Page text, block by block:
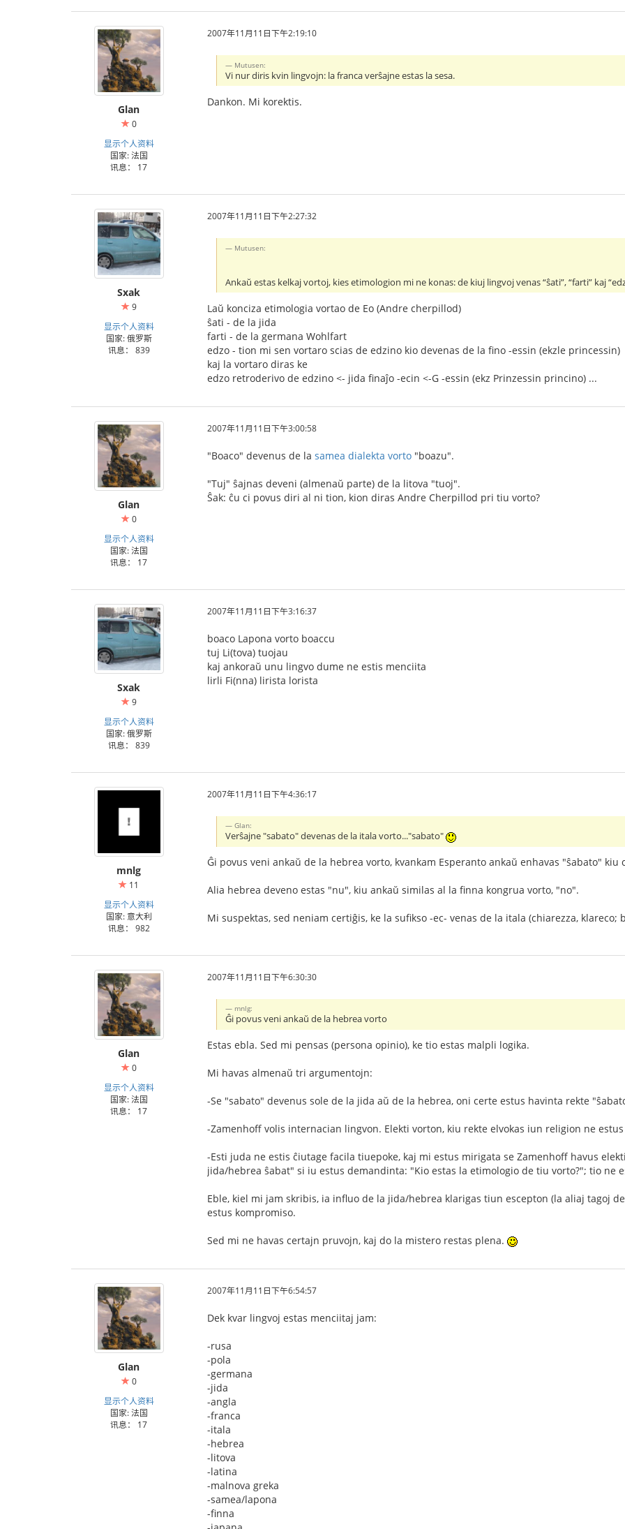
Glan
0
显示个人资料
国家: 法国
讯息： 17
2007年11月11日下午2:19:10
Mutusen:
Vi nur diris kvin lingvojn: la franca verŝajne estas la sesa.
Dankon. Mi korektis.
Sxak
9
显示个人资料
国家: 俄罗斯
讯息： 839
2007年11月11日下午2:27:32
Mutusen:
Ankaŭ estas kelkaj vortoj, kies etimologion mi ne konas: de kiuj lingvoj venas “ŝati”, “farti” kaj
Laŭ konciza etimologia vortao de Eo (Andre cherpillod)
ŝati - de la jida
farti - de la germana Wohlfart
edzo - tion mi sen vortaro scias de edzino kio devenas de la fino -essin (ekzle princessin)
kaj la vortaro diras ke
edzo retroderivo de edzino <- jida finaĵo -ecin <-G -essin (ekz Prinzessin princino) ...
Glan
0
显示个人资料
国家: 法国
讯息： 17
2007年11月11日下午3:00:58
"Boaco" devenus de la samea dialekta vorto "boazu".
"Tuj" ŝajnas deveni (almenaŭ parte) de la litova "tuoj".
Ŝak: ĉu ci povus diri al ni tion, kion diras Andre Cherpillod pri tiu vorto?
Sxak
9
显示个人资料
国家: 俄罗斯
讯息： 839
2007年11月11日下午3:16:37
boaco Lapona vorto boaccu
tuj Li(tova) tuojau
kaj ankoraŭ unu lingvo dume ne estis menciita
lirli Fi(nna) lirista lorista
mnlg
11
显示个人资料
国家: 意大利
讯息： 982
2007年11月11日下午4:36:17
Glan:
Verŝajne "sabato" devenas de la itala vorto..."sabato"
Ĝi povus veni ankaŭ de la hebrea vorto, kvankam Esperanto ankaŭ enhavas "ŝabato" kiu
Alia hebrea deveno estas "nu", kiu ankaŭ similas al la finna kongrua vorto, "no".
Mi suspektas, sed neniam certiĝis, ke la sufikso -ec- venas de la itala (chiarezza, klareco;
Glan
0
显示个人资料
国家: 法国
讯息： 17
2007年11月11日下午6:30:30
mnlg:
Ĝi povus veni ankaŭ de la hebrea vorto
Estas ebla. Sed mi pensas (persona opinio), ke tio estas malpli logika.
Mi havas almenaŭ tri argumentojn:
-Se "sabato" devenus sole de la jida aŭ de la hebrea, oni certe estus havinta rekte
-Zamenhoff volis internacian lingvon. Elekti vorton, kiu rekte elvokas iun religion ne
-Esti juda ne estis ĉiutage facila tiuepoke, kaj mi estus mirigata se Zamenhoff havus
jida/hebrea ŝabat" si iu estus demandinta: "Kio estas la etimologio de tiu vorto?"; tio ne
Eble, kiel mi jam skribis, ia influo de la jida/hebrea klarigas tiun escepton (la aliaj tagoj
estus kompromiso.
Sed mi ne havas certajn pruvojn, kaj do la mistero restas plena.
Glan
0
显示个人资料
国家: 法国
讯息： 17
2007年11月11日下午6:54:57
Dek kvar lingvoj estas menciitaj jam:
-rusa
-pola
-germana
-jida
-angla
-franca
-itala
-hebrea
-litova
-latina
-malnova greka
-samea/lapona
-finna